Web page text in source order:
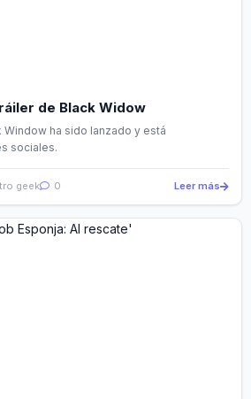
de Black Widow
Window ha sido lanzado y está
sociales.
geek 0 Leer más